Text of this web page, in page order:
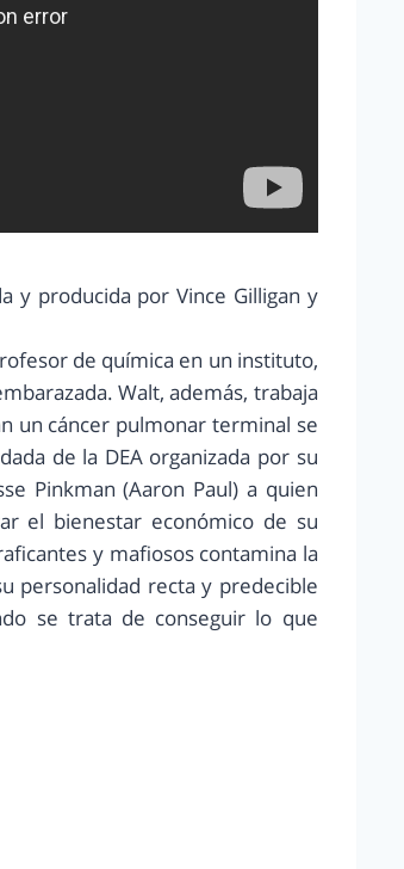
y producida por Vince Gilligan y
de química en un instituto,
Walt, además, trabaja
un cáncer pulmonar terminal se
de la DEA organizada por su
Pinkman (Aaron Paul) a quien
el bienestar económico de su
y mafiosos contamina la
personalidad recta y predecible
se trata de conseguir lo que